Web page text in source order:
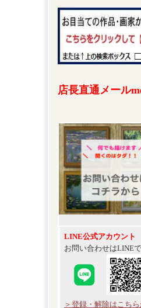
店長直通メール
LINE公式アカウント
お問い合わせはLINE
＞登録・解除はこちら